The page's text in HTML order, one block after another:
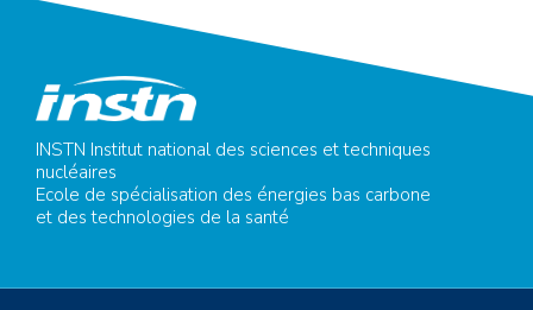
INSTN Institut national des sciences et techniques
nucléaires
Ecole de spécialisation des énergies bas carbone
et des technologies de la santé